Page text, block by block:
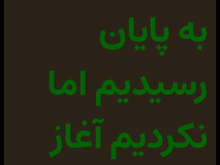
به پایان
رسیدیم اما
نکردیم آغاز